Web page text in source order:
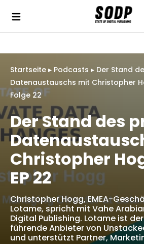
Startseite ▸ Podcasts ▸ Der Stand
Datenaustauschs mit Christopher
Folge 22
Der Stand des
Christopher
EP 22
Christopher Hogg, EMEA-
Lotame, spricht mit Vahe
Digital Publishing. Lotame ist
führende Anbieter von
und unterstützt Partner,